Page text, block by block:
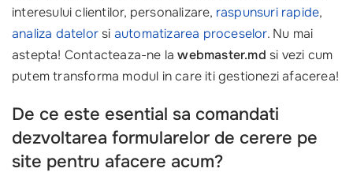
interesului clientilor, personalizare, raspunsuri rapide,
analiza datelorsi automatizarea proceselor. Nu mai
astepta! Contacteaza-ne lawebmaster.md si vezi cum
putem transforma modul in care iti gestionezi afacerea!
De ce este esential sa comandati
dezvoltarea formularelor de cerere pe
site pentru afacere acum?